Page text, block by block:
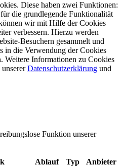
Diese haben zwei Funktionen:
die grundlegende Funktionalität
wir mit Hilfe der Cookies
verbessern. Hierzu werden
Besuchern gesammelt und
in die Verwendung der Cookies
Weitere Informationen zu Cookies
Datenschutzerklärung und
Funktion unserer
Ablauf Typ Anbieter